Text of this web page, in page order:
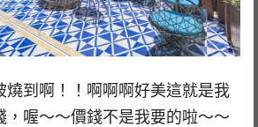
燒到啊！！啊啊啊好美這就是我
，喔～～價錢不是我要的啦～～